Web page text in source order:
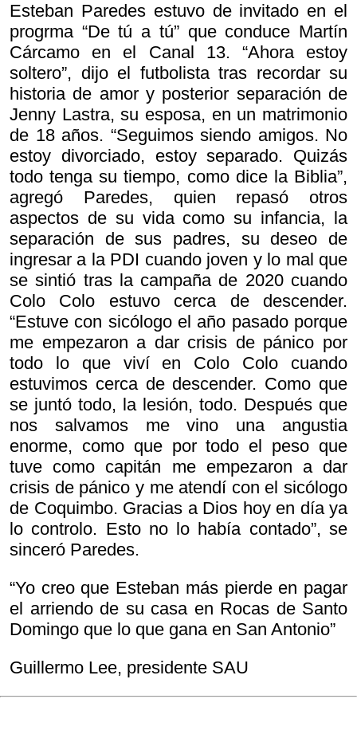
Esteban Paredes estuvo de invitado en el
progrma “De tú a tú” que conduce Martín
Cárcamo en el Canal 13. “Ahora estoy
soltero”, dijo el futbolista tras recordar su
historia de amor y posterior separación de
Jenny Lastra, su esposa, en un matrimonio
de 18 años. “Seguimos siendo amigos. No
estoy divorciado, estoy separado. Quizás
todo tenga su tiempo, como dice la Biblia”,
agregó Paredes, quien repasó otros
aspectos de su vida como su infancia, la
separación de sus padres, su deseo de
ingresar a la PDI cuando joven y lo mal que
se sintió tras la campaña de 2020 cuando
Colo Colo estuvo cerca de descender.
“Estuve con sicólogo el año pasado porque
me empezaron a dar crisis de pánico por
todo lo que viví en Colo Colo cuando
estuvimos cerca de descender. Como que
se juntó todo, la lesión, todo. Después que
nos salvamos me vino una angustia
enorme, como que por todo el peso que
tuve como capitán me empezaron a dar
crisis de pánico y me atendí con el sicólogo
de Coquimbo. Gracias a Dios hoy en día ya
lo controlo. Esto no lo había contado”, se
sinceró Paredes.
“Yo creo que Esteban más pierde en pagar
el arriendo de su casa en Rocas de Santo
Domingo que lo que gana en San Antonio”
Guillermo Lee, presidente SAU